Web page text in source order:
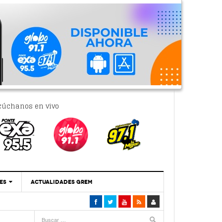
en vivo
‘Se Vale Soñar Con Una Contraloría Ciudadana’
ACTUALIDADES GREM